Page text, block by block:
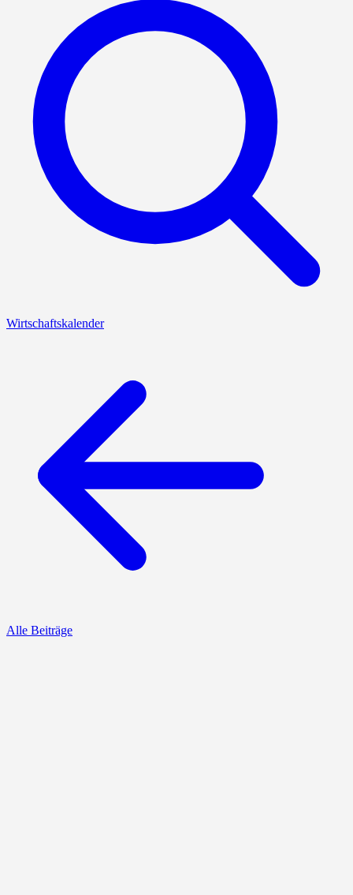
Wirtschaftskalender
Alle Beiträge